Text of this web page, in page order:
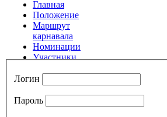
Логин
Пароль